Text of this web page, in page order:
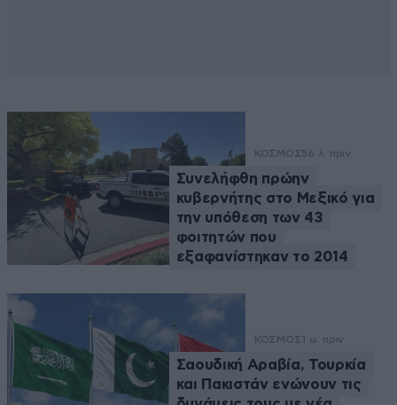
ΚΟΣΜΟΣ56 λ. πριν
Συνελήφθη πρώην
κυβερνήτης στο Μεξικό για
την υπόθεση των 43
φοιτητών που
εξαφανίστηκαν το 2014
ΚΟΣΜΟΣ 1 ω. πριν
Σαουδική Αραβία, Τουρκία
και Πακιστάν ενώνουν τις